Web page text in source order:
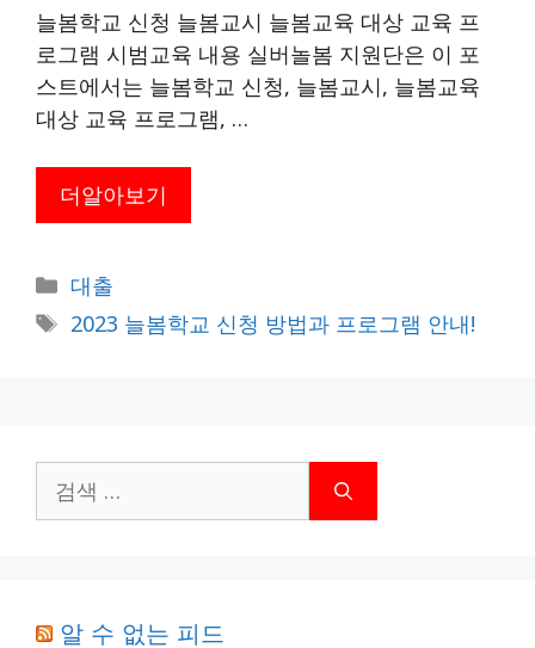
늘봄학교 신청 늘봄교시 늘봄교육 대상 교육 프
로그램 시범교육 내용 실버놀봄 지원단은 이 포
스트에서는 늘봄학교 신청, 늘봄교시, 늘봄교육
대상 교육 프로그램, …
더알아보기
카
테
대출
태
2023 늘봄학교 신청 방법과 프로그램 안내!
색:
알 수 없는 피드